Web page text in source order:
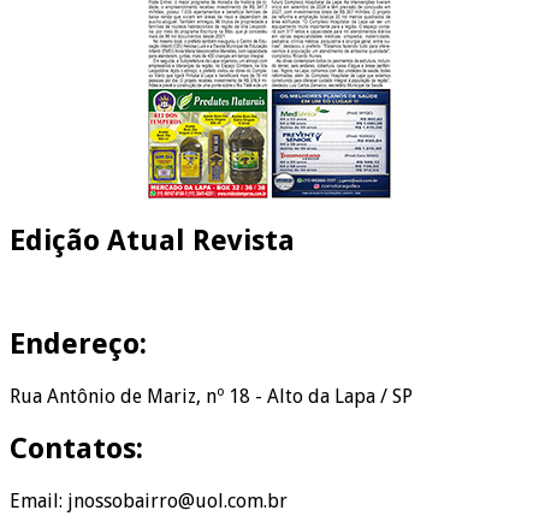
Edição Atual Revista
Endereço:
Rua Antônio de Mariz, nº 18 - Alto da Lapa / SP
Contatos:
Email: jnossobairro@uol.com.br